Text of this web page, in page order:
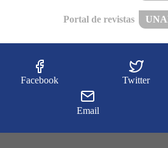
Portal de revistas
Facebook Twitter
Email